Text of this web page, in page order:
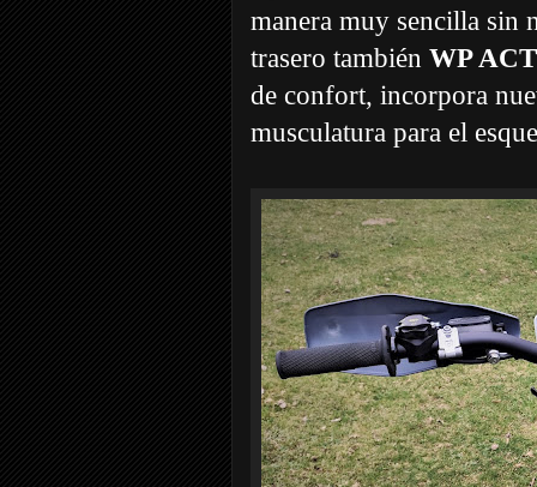
manera muy sencilla sin
trasero también WP ACT
de confort, incorpora
musculatura para el